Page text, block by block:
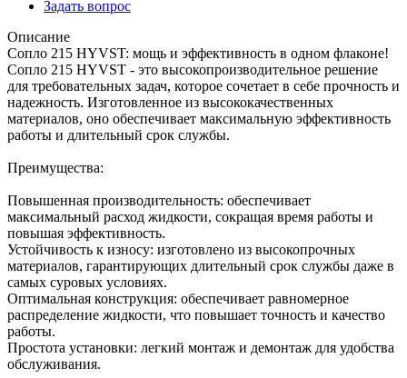
Задать вопрос
Описание
Сопло 215 HYVST: мощь и эффективность в одном флаконе!
Сопло 215 HYVST - это высокопроизводительное решение
для требовательных задач, которое сочетает в себе прочность и
надежность. Изготовленное из высококачественных
материалов, оно обеспечивает максимальную эффективность
работы и длительный срок службы.
Преимущества:
Повышенная производительность: обеспечивает
максимальный расход жидкости, сокращая время работы и
повышая эффективность.
Устойчивость к износу: изготовлено из высокопрочных
материалов, гарантирующих длительный срок службы даже в
самых суровых условиях.
Оптимальная конструкция: обеспечивает равномерное
распределение жидкости, что повышает точность и качество
работы.
Простота установки: легкий монтаж и демонтаж для удобства
обслуживания.